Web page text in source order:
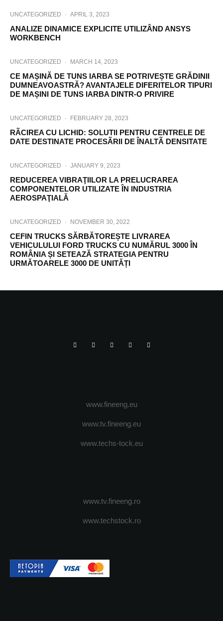
UNCATEGORIZED · APRIL 3, 2023
ANALIZE DINAMICE EXPLICITE UTILIZÂND ANSYS
WORKBENCH
UNCATEGORIZED · MARCH 14, 2023
CE MAȘINĂ DE TUNS IARBA SE POTRIVEȘTE GRĂDINII
DUMNEAVOASTRĂ? AVANTAJELE DIFERITELOR TIPURI
DE MAȘINI DE TUNS IARBA DINTR-O PRIVIRE
UNCATEGORIZED · FEBRUARY 28, 2023
RÃCIREA CU LICHID: SOLUTII PENTRU CENTRELE DE
DATE DESTINATE PROCESÃRII DE ÎNALTÃ DENSITATE
UNCATEGORIZED · JANUARY 9, 2023
REDUCEREA VIBRAŢIILOR LA PRELUCRAREA
COMPONENTELOR UTILIZATE ÎN INDUSTRIA
AEROSPAŢIALĂ
UNCATEGORIZED · NOVEMBER 30, 2022
CEFIN TRUCKS SĂRBĂTOREȘTE LIVRAREA
VEHICULULUI FORD TRUCKS CU NUMĂRUL 3000 ÎN
ROMÂNIA ȘI SETEAZĂ STRATEGIA PENTRU
URMĂTOARELE 3000 DE UNITĂȚI
www.fineeng.eu
www.tv.fineeng.eu
www.techs-tock.eu
www.tv.fineeng.ro
www.techstock.ro